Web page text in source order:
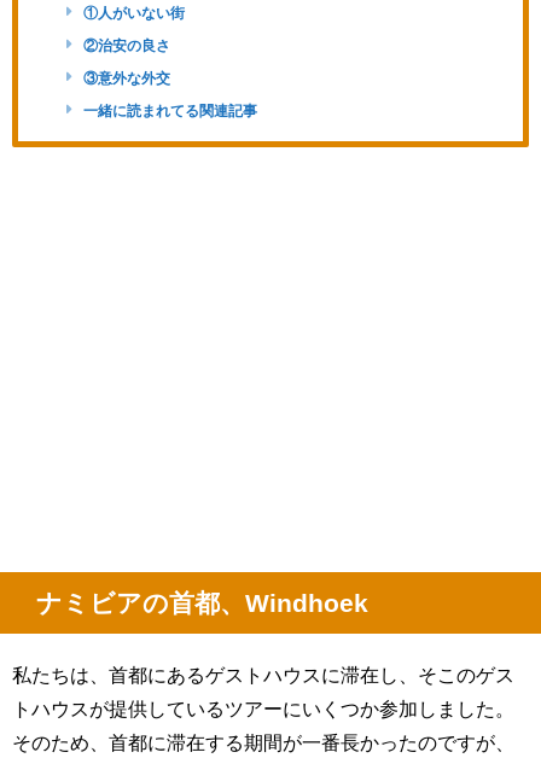
①人がいない街
②治安の良さ
③意外な外交
一緒に読まれてる関連記事
ナミビアの首都、Windhoek
私たちは、首都にあるゲストハウスに滞在し、そこのゲス
トハウスが提供しているツアーにいくつか参加しました。
そのため、首都に滞在する期間が一番長かったのですが、